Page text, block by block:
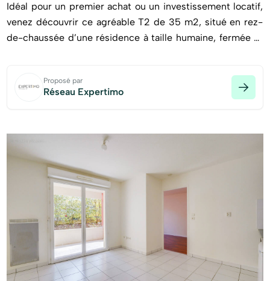
Idéal pour un premier achat ou un investissement locatif,
venez découvrir ce agréable T2 de 35 m2, situé en rez-
de-chaussée d’une résidence à taille humaine, fermée et
commodités.
Il se compose d’un séjour lumineux avec cuisine ouverte
spacieuse chambre avec placard intégré, ainsi que d’une
salle de bain avec WC. Une loggia exposée ouest
d’environ 7 m2 complète l’ensemble et offre un espace
extérieur idéal pour profiter des beaux jours.
En très bon état général et soigneusement entretenu, le
bien est équipé de menuiseries en double vitrage, de
volets roulants manuels, ainsi que d’un système de
chauffage et de production d’eau chaude électriques. Une
place de parking privative vient compléter ce bien.
Les charges de copropriété sont de 104 €/mois (incluant
Proposé par
Réseau Expertimo